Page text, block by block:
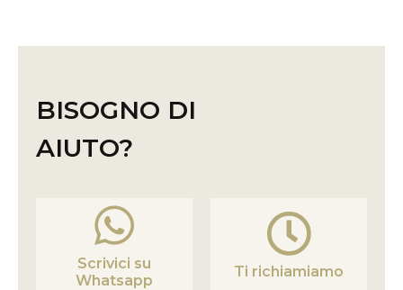
BISOGNO DI
AIUTO?
Scrivici su
Whatsapp
Ti richiamiamo